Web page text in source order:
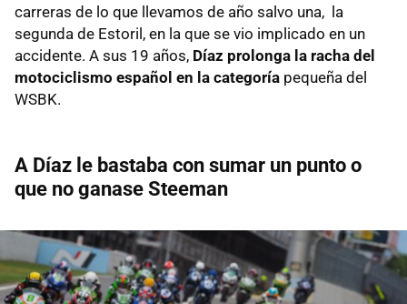
carreras de lo que llevamos de año salvo una, la
segunda de Estoril, en la que se vio implicado en un
accidente. A sus 19 años, Díaz prolonga la racha del
motociclismo español en la categoría pequeña del
WSBK.
A Díaz le bastaba con sumar un punto o
que no ganase Steeman